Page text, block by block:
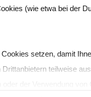
(wie etwa bei der
setzen, damit
teilweise
Sonnenpark –
Speed World,